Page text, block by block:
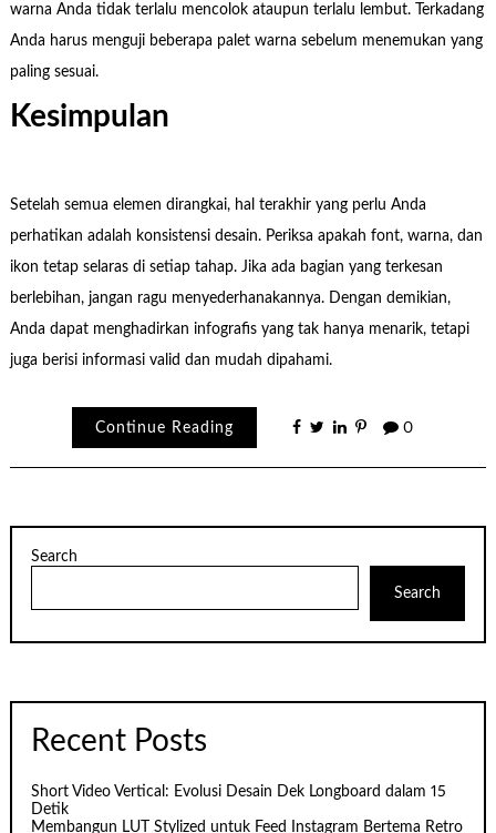
warna Anda tidak terlalu mencolok ataupun terlalu lembut. Terkadang
Anda harus menguji beberapa palet warna sebelum menemukan yang
paling sesuai.
Kesimpulan
Setelah semua elemen dirangkai, hal terakhir yang perlu Anda
perhatikan adalah konsistensi desain. Periksa apakah font, warna, dan
ikon tetap selaras di setiap tahap. Jika ada bagian yang terkesan
berlebihan, jangan ragu menyederhanakannya. Dengan demikian,
Anda dapat menghadirkan infografis yang tak hanya menarik, tetapi
juga berisi informasi valid dan mudah dipahami.
Continue Reading 0
Search
Search
Recent Posts
Short Video Vertical: Evolusi Desain Dek Longboard dalam 15
Detik
Membangun LUT Stylized untuk Feed Instagram Bertema Retro